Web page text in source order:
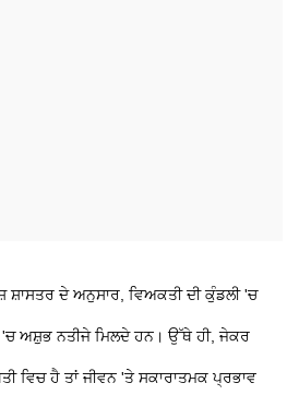
ਸ਼ਾਸਤਰ ਦੇ ਅਨੁਸਾਰ, ਵਿਅਕਤੀ ਦੀ ਕੁੰਡਲੀ 'ਚ
ਅਸ਼ੁਭ ਨਤੀਜੇ ਮਿਲਦੇ ਹਨ। ਉੱਥੇ ਹੀ, ਜੇਕਰ
ਵਿਚ ਹੈ ਤਾਂ ਜੀਵਨ 'ਤੇ ਸਕਾਰਾਤਮਕ ਪ੍ਰਭਾਵ